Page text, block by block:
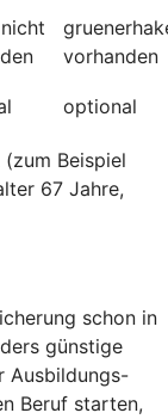
nicht
vorhanden
optional
Beispiel
67 Jahre,
schon in
günstige
Ausbildungs-
Beruf starten,